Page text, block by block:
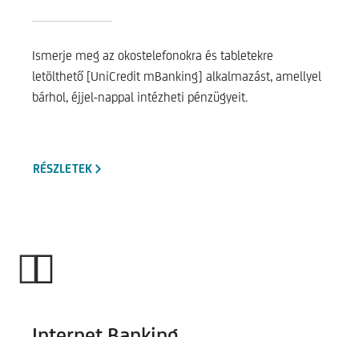
Ismerje meg az okostelefonokra és tabletekre
letölthető [UniCredit mBanking] alkalmazást, amellyel
bárhol, éjjel-nappal intézheti pénzügyeit.
RÉSZLETEK